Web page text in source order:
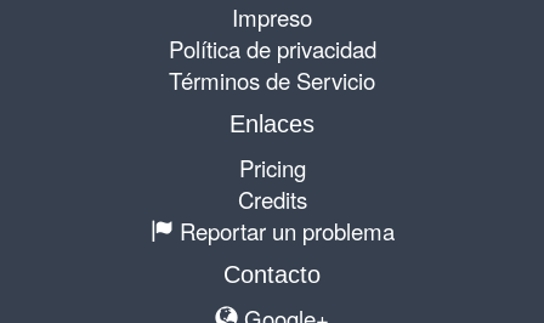
Impreso
Política de privacidad
Términos de Servicio
Enlaces
Pricing
Credits
Reportar un problema
Contacto